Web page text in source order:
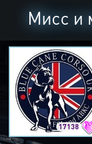
Мисс и
17138